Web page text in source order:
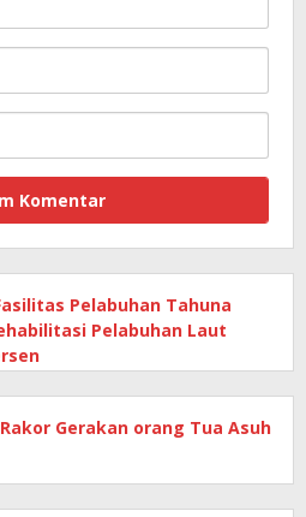
Pelabuhan Tahuna
Pelabuhan Laut
Gerakan orang Tua Asuh